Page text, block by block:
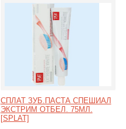
СПЛАТ ЗУБ.ПАСТА СПЕШИАЛ
ЭКСТРИМ ОТБЕЛ. 75МЛ.
[SPLAT]